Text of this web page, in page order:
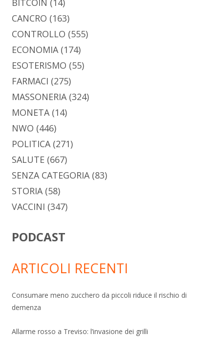
BITCOIN (14)
CANCRO (163)
CONTROLLO (555)
ECONOMIA(174)
ESOTERISMO (55)
FARMACI (275)
MASSONERIA(324)
MONETA(14)
NWO (446)
POLITICA(271)
SALUTE (667)
SENZA CATEGORIA(83)
STORIA(58)
VACCINI (347)
PODCAST
ARTICOLI RECENTI
Consumare meno zucchero da piccoli riduce il rischio di
demenza
Allarme rosso a Treviso: l’invasione dei grilli